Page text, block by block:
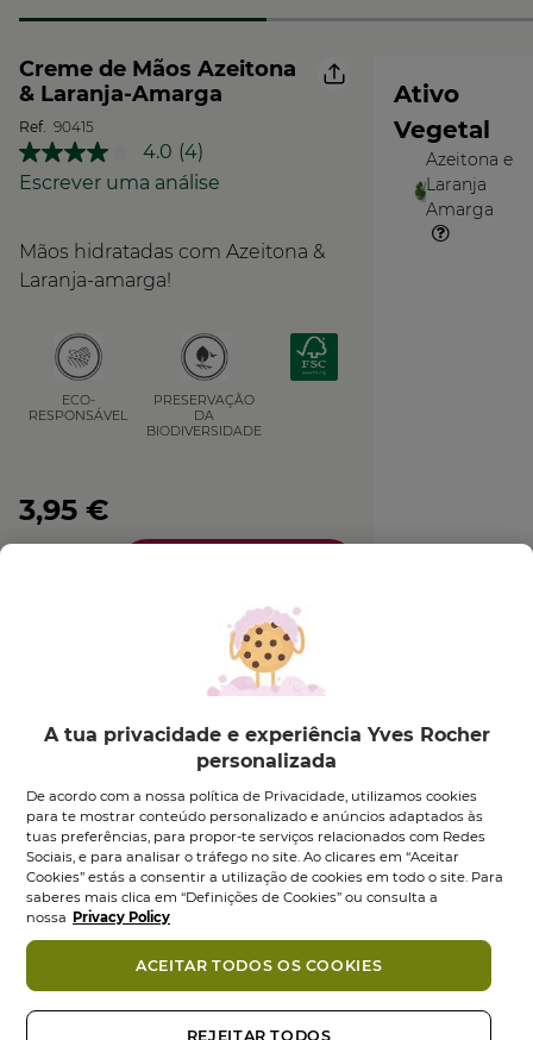
Creme de Mãos Azeitona
& Laranja-Amarga
Ref. 90415
4.0 Leu
4
a
(4)
Escrever uma análise
Mãos hidratadas com Azeitona &
Laranja-amarga!
ECO-
RESPONSÁVEL
PRESERVAÇÃO
DA
BIODIVERSIDADE
3,95 €
Entrega em 1-2 dias úteis no
Continente. Entrega em 10-12 dias
35€
Ativo
Vegetal
O
Vegetal
Azeitona e
Laranja
Amarga
Descrição
O prazer do aroma delicado de Azeitona & Laranja
Amarga no teu Creme de Mãos!
Para obteres umas mãos suaves, hidratadas e
A tua privacidade e experiência Yves Rocher
personalizada
De acordo com a nossa política de Privacidade, utilizamos cookies
para te mostrar conteúdo personalizado e anúncios adaptados às
tuas preferências, para propor-te serviços relacionados com Redes
Sociais, e para analisar o tráfego no site. Ao clicares em “Aceitar
Cookies” estás a consentir a utilização de cookies em todo o site. Para
saberes mais clica em “Definições de Cookies” ou consulta a
nossa Privacy Policy
REJEITAR TODOS
ACEITAR TODOS OS COOKIES